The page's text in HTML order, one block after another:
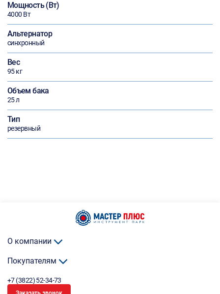
Мощность (Вт)
4000 Вт
Альтернатор
синхронный
Вес
95 кг
Объем бака
25 л
Тип
резервный
О компании
Покупателям
+7 (3822) 52-34-73